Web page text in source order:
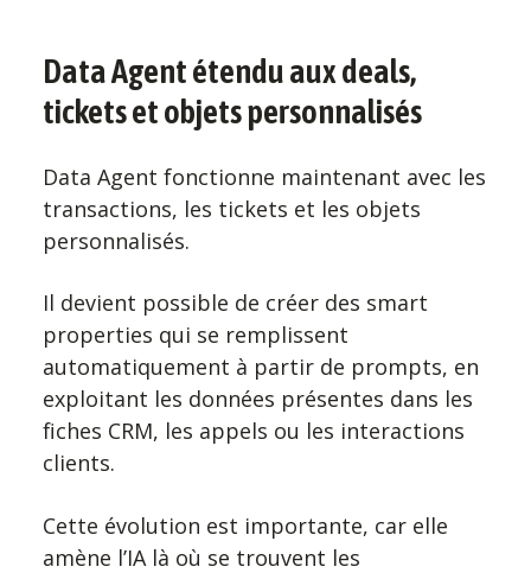
Data Agent étendu aux deals,
tickets et objets personnalisés
Data Agent fonctionne maintenant avec les
transactions, les tickets et les objets
personnalisés.
Il devient possible de créer des smart
properties qui se remplissent
automatiquement à partir de prompts, en
exploitant les données présentes dans les
fiches CRM, les appels ou les interactions
clients.
Cette évolution est importante, car elle
amène l’IA là où se trouvent les